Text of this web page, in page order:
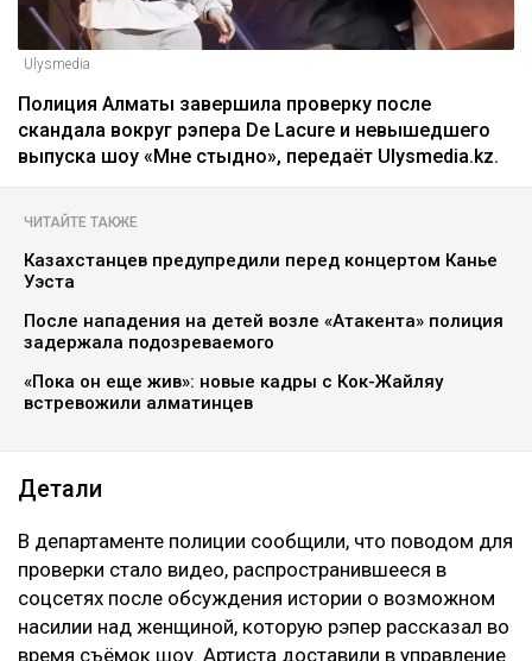
Ulysmedia
Полиция Алматы завершила проверку после
скандала вокруг рэпера De Lacure и невышедшего
выпуска шоу «Мне стыдно», передаёт Ulysmedia.kz.
ЧИТАЙТЕ ТАКЖЕ
Казахстанцев предупредили перед концертом Канье
Уэста
После нападения на детей возле «Атакента» полиция
задержала подозреваемого
«Пока он еще жив»: новые кадры с Кок-Жайляу
встревожили алматинцев
Детали
В департаменте полиции сообщили, что поводом для
проверки стало видео, распространившееся в
соцсетях после обсуждения истории о возможном
насилии над женщиной, которую рэпер рассказал во
время съёмок шоу. Артиста доставили в управление